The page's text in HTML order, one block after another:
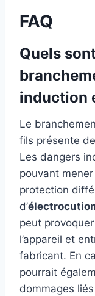
FAQ
Quels
induction
Le
fils présente
Les dangers
pouvant
protection
d’
peut
l’appareil et
fabricant. En
pourrait
dommages